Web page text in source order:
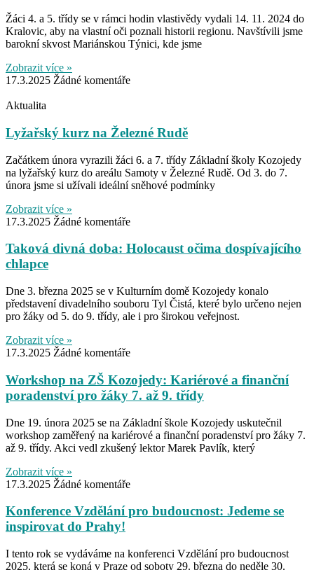
Žáci 4. a 5. třídy se v rámci hodin vlastivědy vydali 14. 11. 2024 do
Kralovic, aby na vlastní oči poznali historii regionu. Navštívili jsme
barokní skvost Mariánskou Týnici, kde jsme
Zobrazit více »
17.3.2025 Žádné komentáře
Aktualita
Lyžařský kurz na Železné Rudě
Začátkem února vyrazili žáci 6. a 7. třídy Základní školy Kozojedy
na lyžařský kurz do areálu Samoty v Železné Rudě. Od 3. do 7.
února jsme si užívali ideální sněhové podmínky
Zobrazit více »
17.3.2025 Žádné komentáře
Taková divná doba: Holocaust očima dospívajícího
chlapce
Dne 3. března 2025 se v Kulturním domě Kozojedy konalo
představení divadelního souboru Tyl Čistá, které bylo určeno nejen
pro žáky od 5. do 9. třídy, ale i pro širokou veřejnost.
Zobrazit více »
17.3.2025 Žádné komentáře
Workshop na ZŠ Kozojedy: Kariérové a finanční
poradenství pro žáky 7. až 9. třídy
Dne 19. února 2025 se na Základní škole Kozojedy uskutečnil
workshop zaměřený na kariérové a finanční poradenství pro žáky 7.
až 9. třídy. Akci vedl zkušený lektor Marek Pavlík, který
Zobrazit více »
17.3.2025 Žádné komentáře
Konference Vzdělání pro budoucnost: Jedeme se
inspirovat do Prahy!
I tento rok se vydáváme na konferenci Vzdělání pro budoucnost
2025, která se koná v Praze od soboty 29. března do neděle 30.